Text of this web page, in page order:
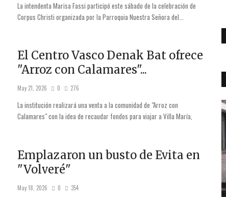
La intendenta Marisa Fassi participó este sábado de la celebración de
Corpus Christi organizada por la Parroquia Nuestra Señora del...
El Centro Vasco Denak Bat ofrece
"Arroz con Calamares"...
May 21, 2026 0 276
La institución realizará una venta a la comunidad de "Arroz con
Calamares" con la idea de recaudar fondos para viajar a Villa María,
Emplazaron un busto de Evita en
"Volveré"
May 18, 2026 0 354